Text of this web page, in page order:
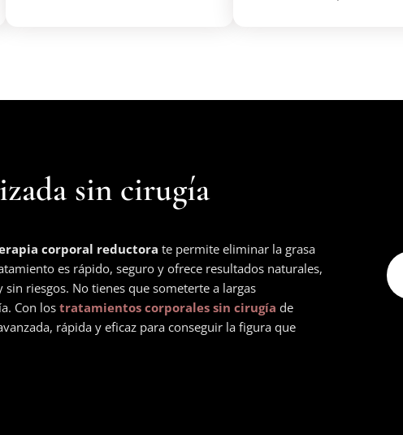
sin cirugía
corporal reductora te permite eliminar la grasa
es rápido, seguro y ofrece resultados naturales,
riesgos. No tienes que someterte a largas
Con los tratamientos corporales sin cirugía de
rápida y eficaz para conseguir la figura que